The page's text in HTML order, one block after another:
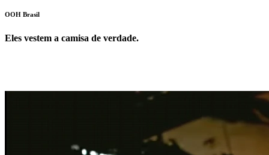
OOH Brasil
Eles vestem a camisa de verdade.